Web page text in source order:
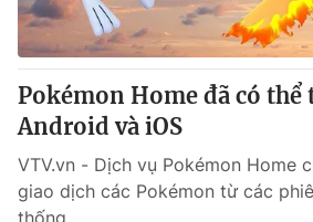
Pokémon Home đã có thể
Android và iOS
VTV.vn - Dịch vụ Pokémon Home
giao dịch các Pokémon từ các
thống.